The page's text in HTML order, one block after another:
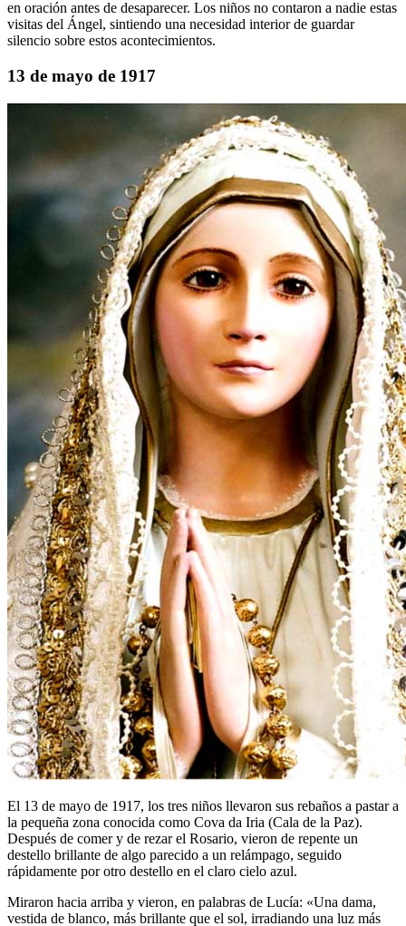
en oración antes de desaparecer. Los niños no contaron a nadie estas
visitas del Ángel, sintiendo una necesidad interior de guardar
silencio sobre estos acontecimientos.
13 de mayo de 1917
El 13 de mayo de 1917, los tres niños llevaron sus rebaños a pastar a
la pequeña zona conocida como Cova da Iria (Cala de la Paz).
Después de comer y de rezar el Rosario, vieron de repente un
destello brillante de algo parecido a un relámpago, seguido
rápidamente por otro destello en el claro cielo azul.
Miraron hacia arriba y vieron, en palabras de Lucía: «Una dama,
vestida de blanco, más brillante que el sol, irradiando una luz más